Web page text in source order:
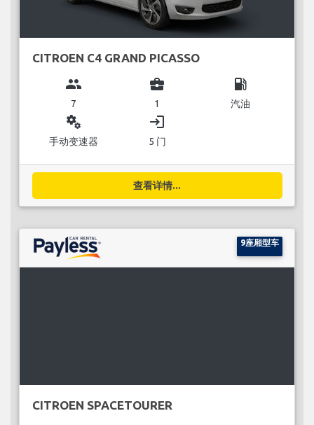
CITROEN C4 GRAND PICASSO
group
7
business_center
1
local_gas_station
汽油
miscellaneous_services
手动变速器
login
5 门
查看详情...
9座厢型车
CITROEN SPACETOURER